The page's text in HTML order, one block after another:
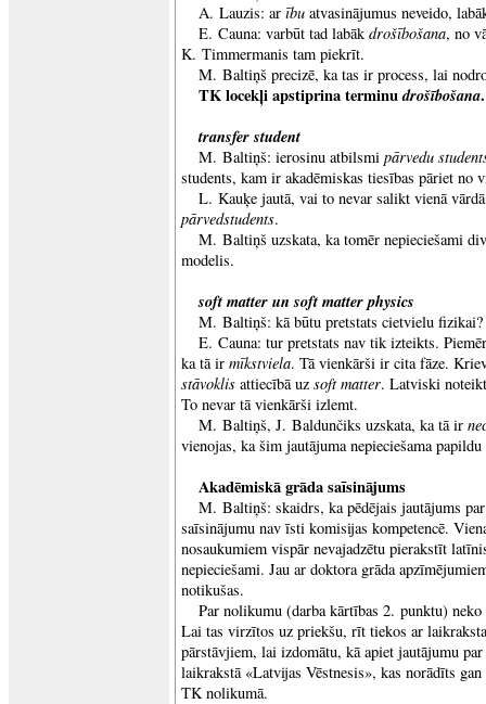
A. Lauzis: ar ību atvasinājumus neveido,
E. Cauna: varbūt tad labāk drošībošana, no
K. Timmermanis tam piekrīt.
M. Baltiņš precizē, ka tas ir process, lai
TK locekļi apstiprina terminudrošībošana.
transfer student
M. Baltiņš: ierosinu atbilsmi pārvedu
students, kam ir akadēmiskas tiesības pāriet no
L. Kauķe jautā, vai to nevar salikt vienā
pārvedstudents.
M. Baltiņš uzskata, ka tomēr nepieciešami
modelis.
soft matter un soft matter physics
M. Baltiņš: kā būtu pretstats cietvielu fizikai?
E. Cauna: tur pretstats nav tik izteikts.
ka tā ir mīkstviela. Tā vienkārši ir cita fāze.
stāvoklis attiecībā uz soft matter. Latviski
To nevar tā vienkārši izlemt.
M. Baltiņš, J. Baldunčiks uzskata, ka tā ir
vienojas, ka šim jautājuma nepieciešama papildu
Akadēmiskā grāda saīsinājums
M. Baltiņš: skaidrs, ka pēdējais jautājums par
saīsinājumu nav īsti komisijas kompetencē.
nosaukumiem vispār nevajadzētu pierakstīt
nepieciešami. Jau ar doktora grāda
notikušas.
Par nolikumu (darba kārtības 2. punktu)
Lai tas virzītos uz priekšu, rīt tiekos ar
pārstāvjiem, lai izdomātu, kā apiet jautājumu
laikrakstā «Latvijas Vēstnesis», kas norādīts
TK nolikumā.